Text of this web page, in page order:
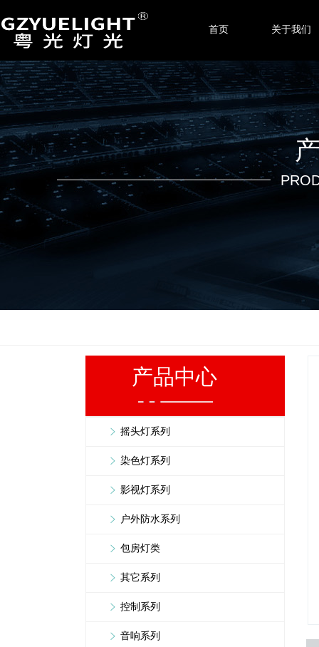
首页 关于我们
产品中心
摇头灯系列
染色灯系列
影视灯系列
户外防水系列
包房灯类
其它系列
控制系列
音响系列